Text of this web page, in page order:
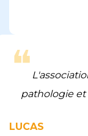
❝
pathologie et
LUCAS